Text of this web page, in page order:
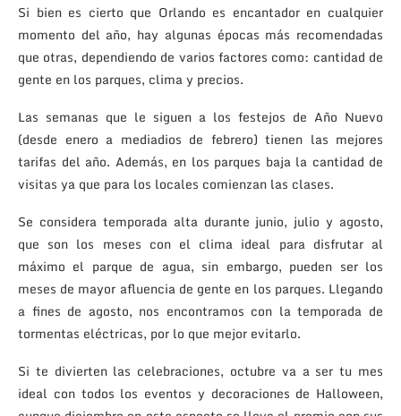
Si bien es cierto que Orlando es encantador en cualquier
momento del año, hay algunas épocas más recomendadas
que otras, dependiendo de varios factores como: cantidad de
gente en los parques, clima y precios.
Las semanas que le siguen a los festejos de Año Nuevo
(desde enero a mediadios de febrero) tienen las mejores
tarifas del año. Además, en los parques baja la cantidad de
visitas ya que para los locales comienzan las clases.
Se considera temporada alta durante junio, julio y agosto,
que son los meses con el clima ideal para disfrutar al
máximo el parque de agua, sin embargo, pueden ser los
meses de mayor afluencia de gente en los parques. Llegando
a fines de agosto, nos encontramos con la temporada de
tormentas eléctricas, por lo que mejor evitarlo.
Si te divierten las celebraciones, octubre va a ser tu mes
ideal con todos los eventos y decoraciones de Halloween,